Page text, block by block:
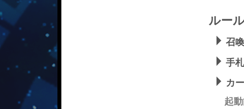
ルー
召
手
カ
起